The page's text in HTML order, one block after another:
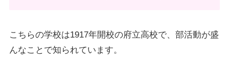
こちらの学校は1917年開校の府立高校で、部活動が盛
んなことで知られています。